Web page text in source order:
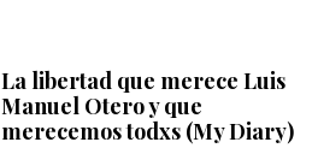
La libertad que merece Luis
Manuel Otero y que
merecemos todxs (My Diary)